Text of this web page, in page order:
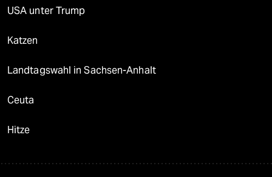
USA unter Trump
Katzen
Landtagswahl in Sachsen-Anhalt
Ceuta
Hitze